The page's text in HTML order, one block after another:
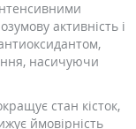
активність і
насичуючи
стан кісток,
ймовірність